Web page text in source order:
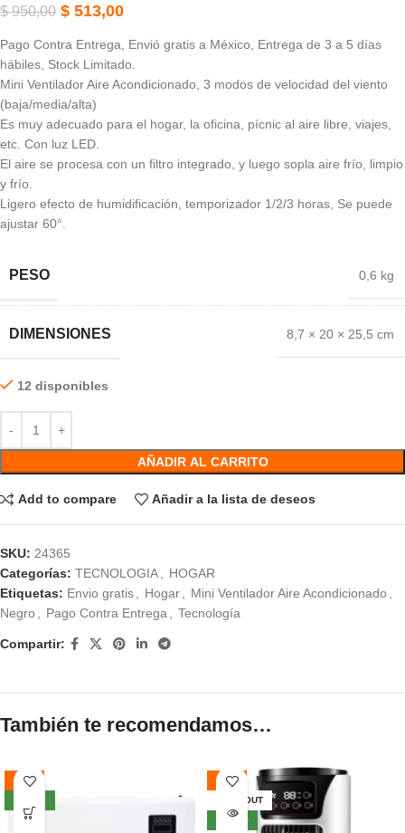
$950,00 $ 513,00
Pago Contra Entrega, Envió gratis a México, Entrega de 3 a 5 días
hábiles, Stock Limitado.
Mini Ventilador Aire Acondicionado, 3 modos de velocidad del viento
(baja/media/alta)
Es muy adecuado para el hogar, la oficina, pícnic al aire libre, viajes,
etc. Con luz LED.
El aire se procesa con un filtro integrado, y luego sopla aire frío, limpio
y frío.
Ligero efecto de humidificación, temporizador 1/2/3 horas, Se puede
ajustar 60°.
PESO 0,6 kg
DIMENSIONES 8,7 × 20 × 25,5 cm
12 disponibles
AÑADIR AL CARRITO
Add to compare Añadir a la lista de deseos
SKU: 24365
Categorías: TECNOLOGIA
HOGAR
Etiquetas: Envio gratis Hogar Mini Ventilador Aire Acondicionado
Negro
Pago Contra Entrega Tecnología
Compartir:
También te recomendamos…
-37%
NUEVO
-51%
SOLD OUT
NUEVO